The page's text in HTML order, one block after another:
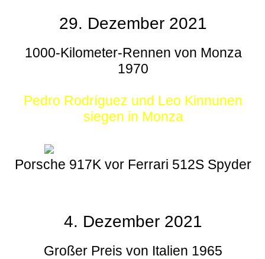
29. Dezember 2021
1000-Kilometer-Rennen von Monza
1970
Pedro Rodríguez und Leo Kinnunen
siegen in Monza
Porsche 917K vor Ferrari 512S Spyder
4. Dezember 2021
Großer Preis von Italien 1965